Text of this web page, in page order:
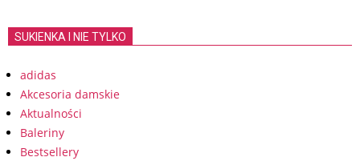
SUKIENKA I NIE TYLKO
adidas
Akcesoria damskie
Aktualności
Baleriny
Bestsellery